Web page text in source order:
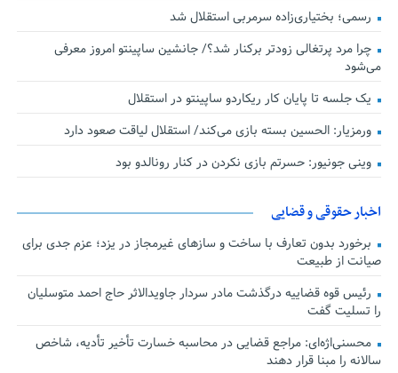
رسمی؛ بختیاری‌زاده سرمربی استقلال شد
چرا مرد پرتغالی زودتر برکنار شد؟/ جانشین ساپینتو امروز معرفی
می‌شود
یک جلسه تا پایان کار ریکاردو ساپینتو در استقلال
ورمزیار: الحسین بسته بازی می‌کند/ استقلال لیاقت صعود دارد
وینی جونیور: حسرتم بازی نکردن در کنار رونالدو بود
اخبار حقوقی و قضایی
برخورد بدون تعارف با ساخت‌ و سازهای غیرمجاز در یزد؛ عزم جدی برای
صیانت از طبیعت
رئیس قوه قضاییه درگذشت مادر سردار جاویدالاثر حاج احمد متوسلیان
را تسلیت گفت
محسنی‌اژه‌ای: مراجع قضایی در محاسبه خسارت تأخیر تأدیه، شاخص
سالانه را مبنا قرار دهند